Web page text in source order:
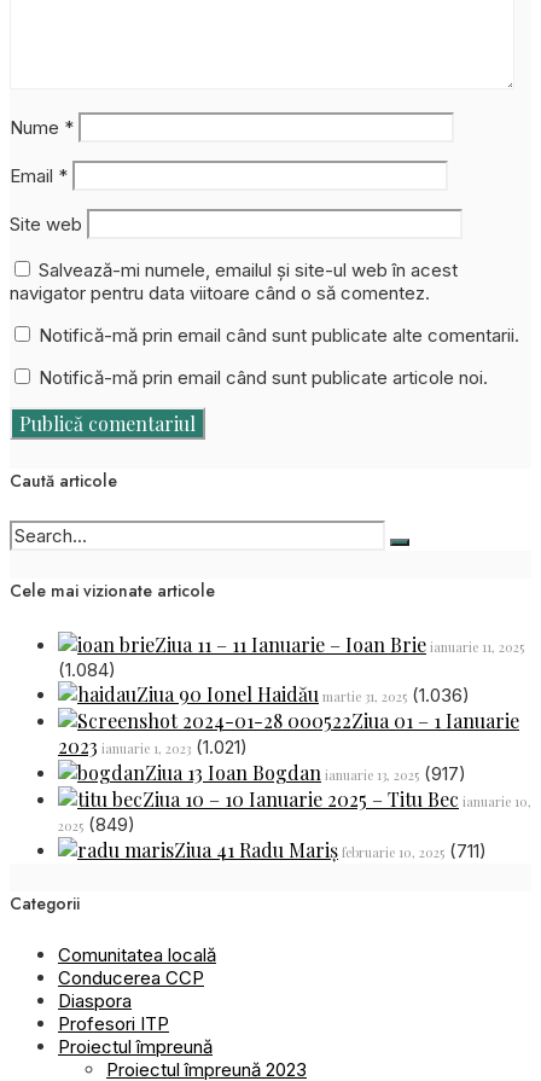
Nume *
Email *
Site web
Salvează-mi numele, emailul și site-ul web în acest
navigator pentru data viitoare când o să comentez.
Notifică-mă prin email când sunt publicate alte comentarii.
Notifică-mă prin email când sunt publicate articole noi.
Caută articole
Cele mai vizionate articole
Ziua 11 – 11 Ianuarie – Ioan Brie ianuarie 11, 2025
(1.084)
Ziua 90 Ionel Haidău martie 31, 2025 (1.036)
Ziua 01 – 1 Ianuarie
2023 ianuarie 1, 2023 (1.021)
Ziua 13 Ioan Bogdan ianuarie 13, 2025 (917)
Ziua 10 – 10 Ianuarie 2025 – Titu Bec ianuarie 10,
2025 (849)
Ziua 41 Radu Mariș februarie 10, 2025 (711)
Categorii
Comunitatea locală
Conducerea CCP
Diaspora
Profesori ITP
Proiectul împreună
Proiectul împreună 2023